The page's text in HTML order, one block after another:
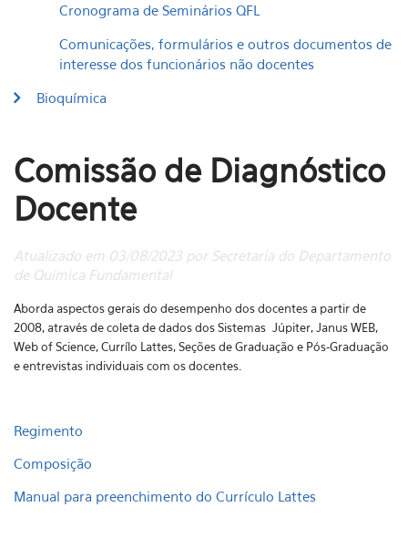
Cronograma de Seminários QFL
Comunicações, formulários e outros documentos de
interesse dos funcionários não docentes
Bioquímica
Comissão de Diagnóstico
Docente
Atualizado em 03/08/2023 por Secretaria do Departamento
de Química Fundamental
Aborda aspectos gerais do desempenho dos docentes a partir de
2008, através de coleta de dados dos Sistemas Júpiter, Janus WEB,
Web of Science, Currílo Lattes, Seções de Graduação e Pós-Graduação
e entrevistas individuais com os docentes.
Regimento
Composição
Manual para preenchimento do Currículo Lattes